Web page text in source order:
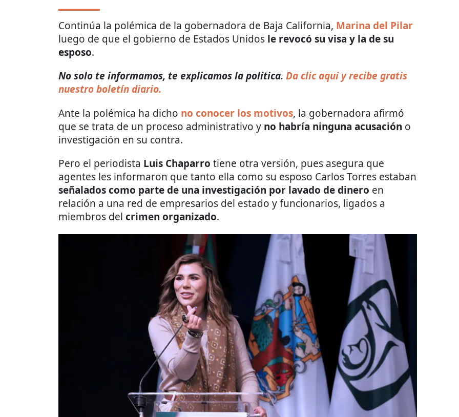
Continúa la polémica de la gobernadora de Baja California, Marina del Pilar
luego de que el gobierno de Estados Unidos le revocó su visa y la de su
esposo.
No solo te informamos, te explicamos la política. Da clic aquí y recibe gratis
nuestro boletín diario.
Ante la polémica ha dicho no conocer los motivos, la gobernadora afirmó
que se trata de un proceso administrativo y no habría ninguna acusación o
investigación en su contra.
Pero el periodista Luis Chaparro tiene otra versión, pues asegura que
agentes les informaron que tanto ella como su esposo Carlos Torres estaban
señalados como parte de una investigación por lavado de dinero en
relación a una red de empresarios del estado y funcionarios, ligados a
miembros del crimen organizado.